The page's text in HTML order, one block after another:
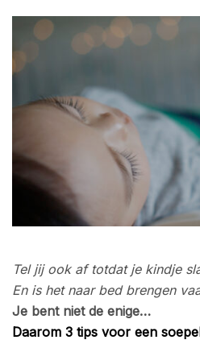
Tel jij ook af totdat je kindje
En is het naar bed brengen
Je bent niet de enige…
Daarom 3 tips voor een